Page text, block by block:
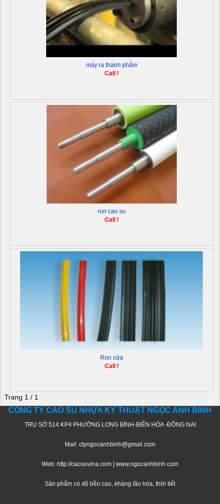
máy ra thành phẩm
Call !
ron cao su
Call !
Ron cửa
Call !
Trang 1 / 1
CÔNG TY CAO SU NHỰA KỸ THUẬT NGỌC ANH BÌNH
TRỤ SỞ 514 KP4 PHƯỜNG LONG BÌNH-BIÊN HÒA -ĐỒNG NAI
Mail: ctyngocanhbinh@gmail.com
Web: http://caosuvina.com | www.ngocanhbinh.com
Sản phẩm có độ bền cao, kháng lão hóa, thời tiết